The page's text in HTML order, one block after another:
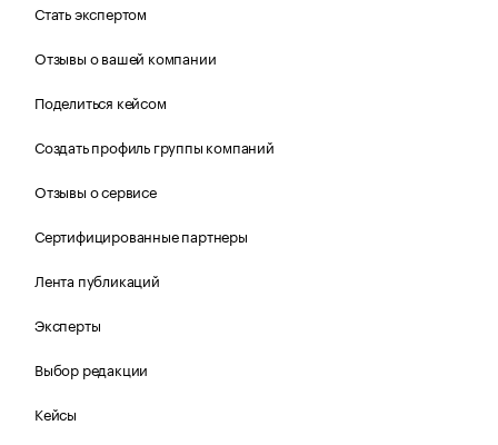
Стать экспертом
Отзывы о вашей компании
Поделиться кейсом
Создать профиль группы компаний
Отзывы о сервисе
Сертифицированные партнеры
Лента публикаций
Эксперты
Выбор редакции
Кейсы